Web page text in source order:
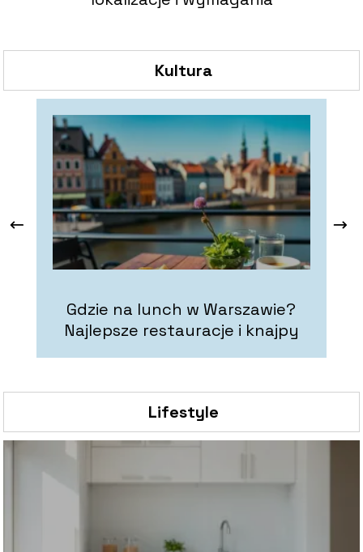
Kultura
Gdzie na lunch w Warszawie?
Najlepsze restauracje i knajpy
Lifestyle